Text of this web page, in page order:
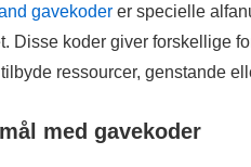
gavekoderer specielle
Disse koder giver forskellige
ressourcer, genstande
med gavekoder